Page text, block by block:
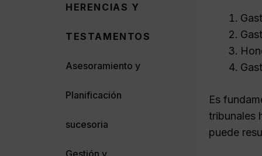
Es
tribunales
puede
HERENCIAS Y
TESTAMENTOS
Asesoramiento y
Planificación
sucesoria
Gestión y